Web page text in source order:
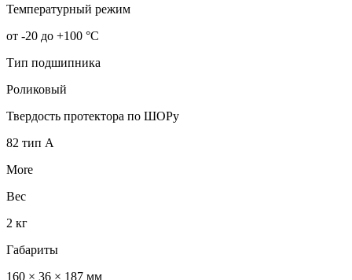
Температурный режим
от -20 до +100 °С
Тип подшипника
Роликовый
Твердость протектора по ШОРу
82 тип А
More
Вес
2 кг
Габариты
160 × 36 × 187 мм